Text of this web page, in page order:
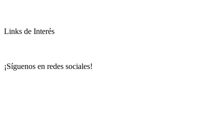
Links de Interés
¡Síguenos en redes sociales!